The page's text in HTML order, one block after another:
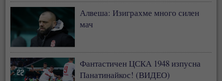
Алвеша: Изиграхме много силен
мач
Фантастичен ЦСКА 1948 изпусна
Панатинайкос! (ВИДЕО)